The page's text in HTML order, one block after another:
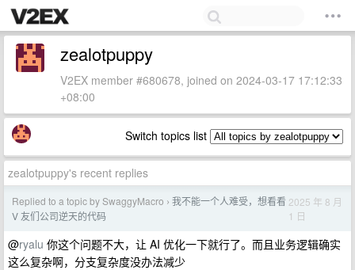
zealotpuppy
V2EX member #680678, joined on 2024-03-17 17:12:33
+08:00
Switch topics list
zealotpuppy's recent replies
Replied to a topic by SwaggyMacro › 我不能一个人难受，想看看
V 友们公司逆天的代码
2025 年 8 月
1 日
@ryalu 你这个问题不大，让 AI 优化一下就行了。而且业务逻辑确实
这么复杂啊，分支复杂度没办法减少